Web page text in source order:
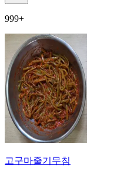
999+
고구마줄기무침